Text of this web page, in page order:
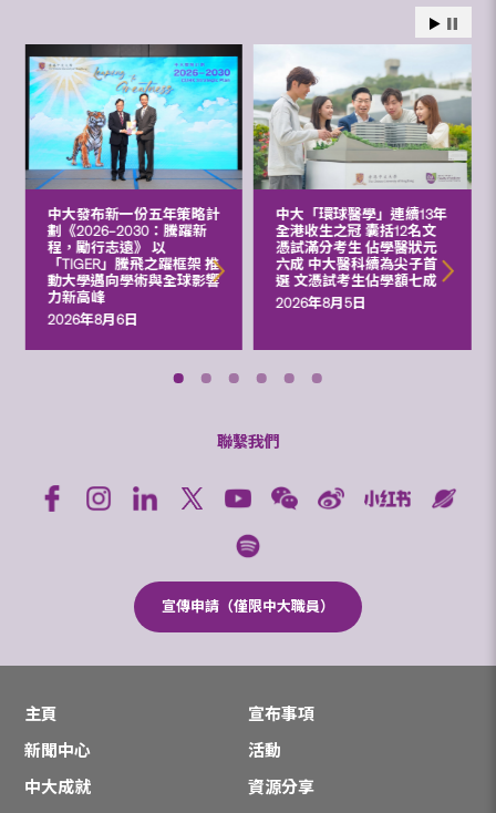
中大發布新一份五年策略計
劃《2026‒2030：騰躍新
程，勵行志遠》 以
「TIGER」騰飛之躍框架 推
動大學邁向學術與全球影響
力新高峰
2026年8月6日
中大「環球醫學」連續13年
全港收生之冠 囊括12名文
憑試滿分考生 佔學醫狀元
六成 中大醫科續為尖子首
選 文憑試考生佔學額七成
2026年8月5日
聯繫我們
宣傳申請（僅限中大職員）
主頁
宣布事項
新聞中心
活動
中大成就
資源分享